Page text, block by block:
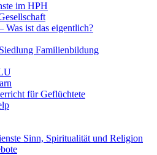
im HPH
Was ist das eigentlich?
Familienbildung
für Geflüchtete
Sinn, Spiritualität und Religion